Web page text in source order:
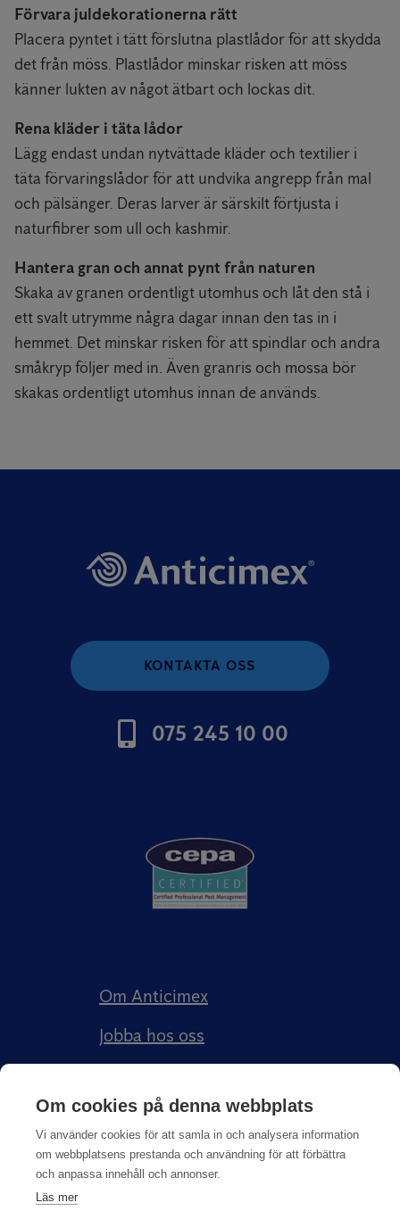
Förvara juldekorationerna rätt
Placera pyntet i tätt förslutna plastlådor för att skydda
det från möss. Plastlådor minskar risken att möss
känner lukten av något ätbart och lockas dit.
Rena kläder i täta lådor
Lägg endast undan nytvättade kläder och textilier i
täta förvaringslådor för att undvika angrepp från mal
och pälsänger. Deras larver är särskilt förtjusta i
naturfibrer som ull och kashmir.
Hantera gran och annat pynt från naturen
Skaka av granen ordentligt utomhus och låt den stå i
ett svalt utrymme några dagar innan den tas in i
hemmet. Det minskar risken för att spindlar och andra
småkryp följer med in. Även granris och mossa bör
skakas ordentligt utomhus innan de används.
KONTAKTA OSS
075 245 10 00
Om Anticimex
Jobba hos oss
Anticimex Försäkringar AB
Om cookies på denna webbplats
Vi använder cookies för att samla in och analysera information
om webbplatsens prestanda och användning för att förbättra
och anpassa innehåll och annonser.
Läs mer